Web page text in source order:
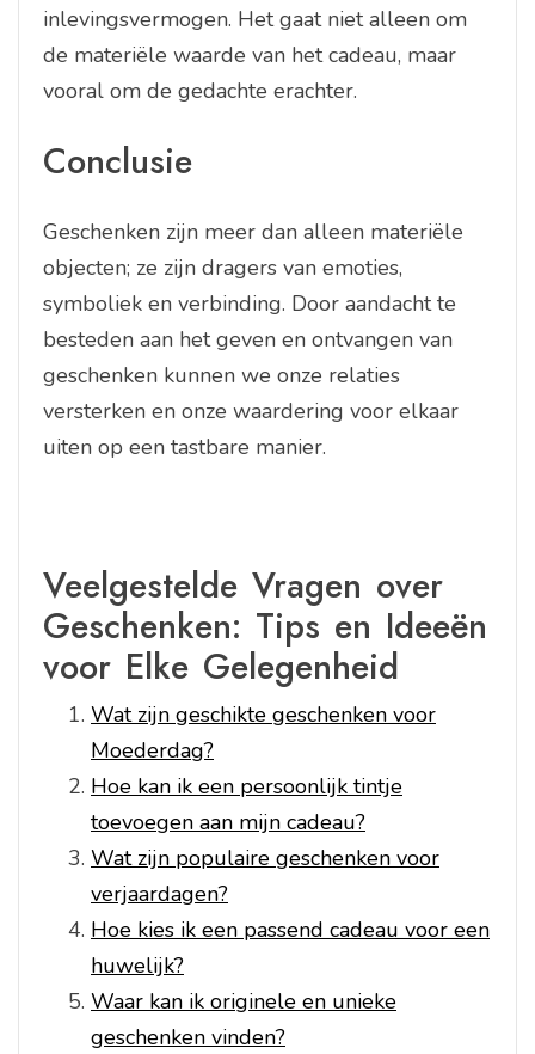
inlevingsvermogen. Het gaat niet alleen om
de materiële waarde van het cadeau, maar
vooral om de gedachte erachter.
Conclusie
Geschenken zijn meer dan alleen materiële
objecten; ze zijn dragers van emoties,
symboliek en verbinding. Door aandacht te
besteden aan het geven en ontvangen van
geschenken kunnen we onze relaties
versterken en onze waardering voor elkaar
uiten op een tastbare manier.
Veelgestelde Vragen over
Geschenken: Tips en Ideeën
voor Elke Gelegenheid
Wat zijn geschikte geschenken voor
Moederdag?
Hoe kan ik een persoonlijk tintje
toevoegen aan mijn cadeau?
Wat zijn populaire geschenken voor
verjaardagen?
Hoe kies ik een passend cadeau voor een
huwelijk?
Waar kan ik originele en unieke
geschenken vinden?